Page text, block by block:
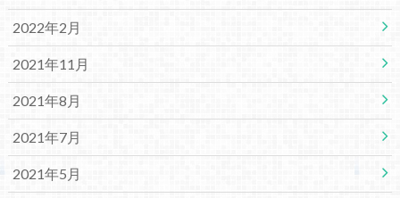
2022年2月
2021年11月
2021年8月
2021年7月
2021年5月